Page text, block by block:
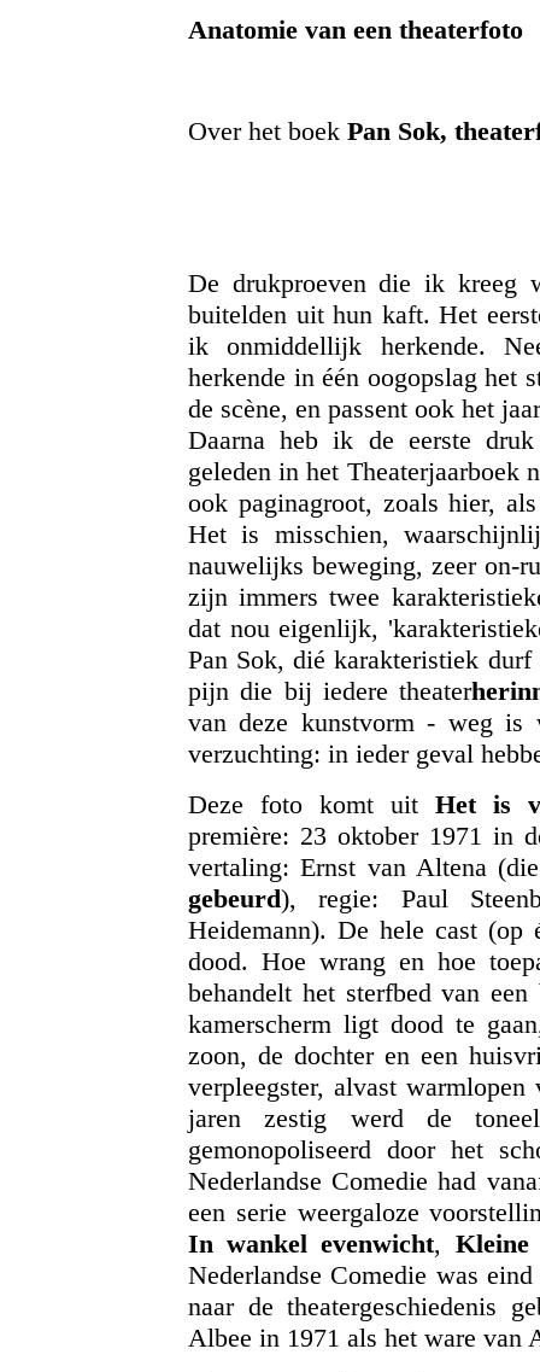
Anatomie van een theaterfoto
Over het boek Pan Sok,
De drukproeven die ik kreeg
buitelden uit hun kaft. Het
ik onmiddellijk herkende.
herkende in één oogopslag het
de scène, en passent ook het
Daarna heb ik de eerste
geleden in het Theaterjaarboek
ook paginagroot, zoals hier,
Het is misschien,
nauwelijks beweging, zeer on-
zijn immers twee
dat nou eigenlijk,
Pan Sok, dié karakteristiek
pijn die bij iedere theater
van deze kunstvorm - weg is
verzuchting: in ieder geval
Deze foto komt uit Het is
première: 23 oktober 1971 in
vertaling: Ernst van Altena
gebeurd), regie: Paul
Heidemann). De hele cast (op
dood. Hoe wrang en hoe
behandelt het sterfbed van
kamerscherm ligt dood te
zoon, de dochter en een
verpleegster, alvast
jaren zestig werd de
gemonopoliseerd door het
Nederlandse Comedie had
een serie weergaloze
In wankel evenwicht, Kleine
Nederlandse Comedie was
naar de theatergeschiedenis
Albee in 1971 als het ware van